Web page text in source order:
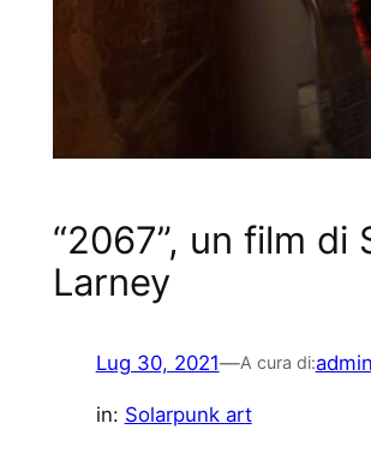
“2067”, un film di
Larney
Lug 30, 2021—A cura di:admin
in: Solarpunk art